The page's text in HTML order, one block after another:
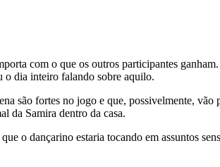
com o que os outros participantes
o dia inteiro falando sobre aquilo.
são fortes no jogo e que, possivelmente,
da Samira dentro da casa.
o dançarino estaria tocando em assuntos